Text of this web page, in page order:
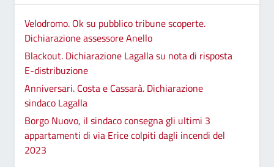
Velodromo. Ok su pubblico tribune scoperte.
Dichiarazione assessore Anello
Blackout. Dichiarazione Lagalla su nota di risposta
E-distribuzione
Anniversari. Costa e Cassarà. Dichiarazione
sindaco Lagalla
Borgo Nuovo, il sindaco consegna gli ultimi 3
appartamenti di via Erice colpiti dagli incendi del
2023